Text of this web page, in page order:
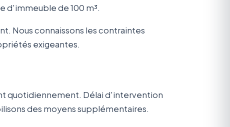
d'immeuble de 100 m³.
Nous connaissons les contraintes
exigeantes.
quotidiennement. Délai d'intervention
des moyens supplémentaires.